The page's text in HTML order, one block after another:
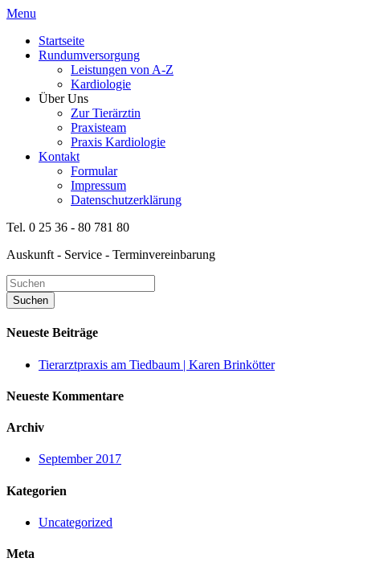
Menu
Startseite
Rundumversorgung
Leistungen von A-Z
Kardiologie
Über Uns
Zur Tierärztin
Praxisteam
Praxis Kardiologie
Kontakt
Formular
Impressum
Datenschutzerklärung
Tel. 0 25 36 - 80 781 80
Auskunft - Service - Terminvereinbarung
Neueste Beiträge
Tierarztpraxis am Tiedbaum | Karen Brinkötter
Neueste Kommentare
Archiv
September 2017
Kategorien
Uncategorized
Meta